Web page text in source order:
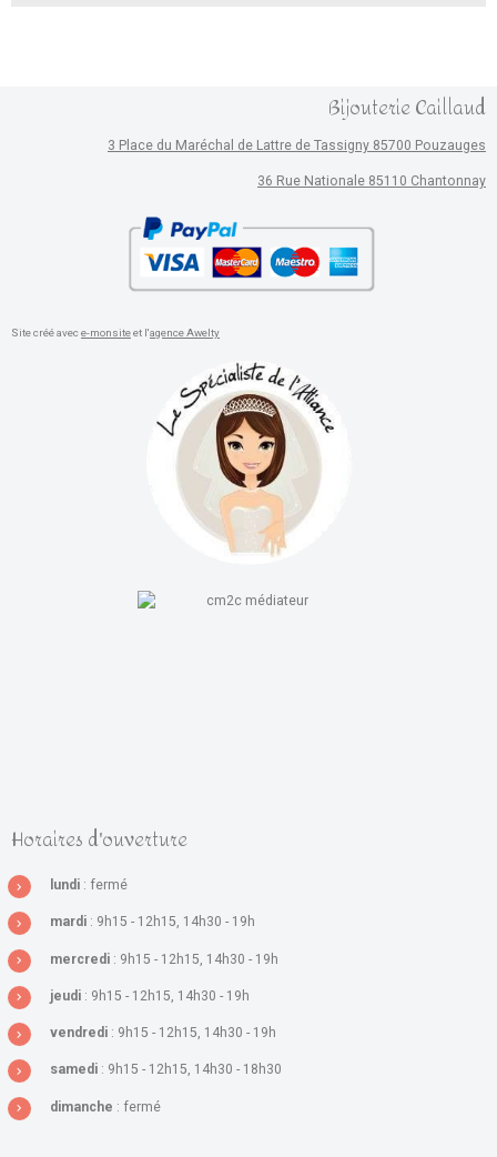
Bijouterie Caillaud
3 Place du Maréchal de Lattre de Tassigny 85700 Pouzauges
36 Rue Nationale 85110 Chantonnay
Site créé avece-monsiteet l'agence Awelty
Horaires d'ouverture
lundi : fermé
mardi : 9h15 - 12h15, 14h30 - 19h
mercredi : 9h15 - 12h15, 14h30 - 19h
jeudi : 9h15 - 12h15, 14h30 - 19h
vendredi : 9h15 - 12h15, 14h30 - 19h
samedi : 9h15 - 12h15, 14h30 - 18h30
dimanche : fermé